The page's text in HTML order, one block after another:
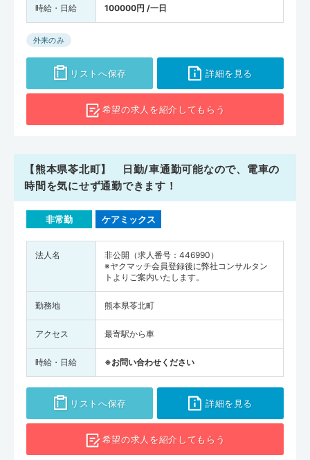
師・薬剤師統計の概況（平成30年）』によると、熊本県全体の医師の
人数は4,661人（全国の医師の人数は327,210人)、熊本市中央区で
1,071人、八代市で339人でした。熊本県の医師の人数を人口10万人あ
央区で575人、八代市で266人となります。熊本県は医師の勤務地が
熊本市内に集中しており、周辺地域では医師が少ない状態です。地域
医療のなかで活躍するためにも、医師が不足している地域で専門的ス
キルを活かしてみてはいかがでしょうか。ぜひ熊本県の求人をチェッ
クしてみてください。
時給・日給 100000円 /一日
外来のみ
リストへ保存 詳細を見る
希望の求人を紹介してもらう
【熊本県苓北町】 日勤/車通勤可能なので、電車の
時間を気にせず通勤できます！
非常勤 ケアミックス
法人名
非公開（求人番号：446990）
※ヤクマッチ会員登録後に弊社コンサルタン
トよりご案内いたします。
勤務地 熊本県苓北町
アクセス 最寄駅から車
時給・日給 ※お問い合わせください
リストへ保存 詳細を見る
希望の求人を紹介してもらう